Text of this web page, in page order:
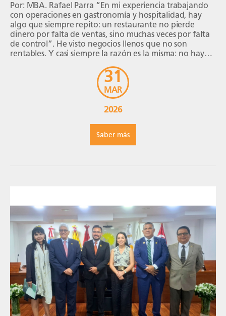
31
MAR
2026
Saber más
Por: MBA. Rafael Parra “En mi experiencia trabajando
con operaciones en gastronomía y hospitalidad, hay
algo que siempre repito: un restaurante no pierde
dinero por falta de ventas, sino muchas veces por falta
de control”. He visto negocios llenos que no son
rentables. Y casi siempre la razón es la misma: no hay